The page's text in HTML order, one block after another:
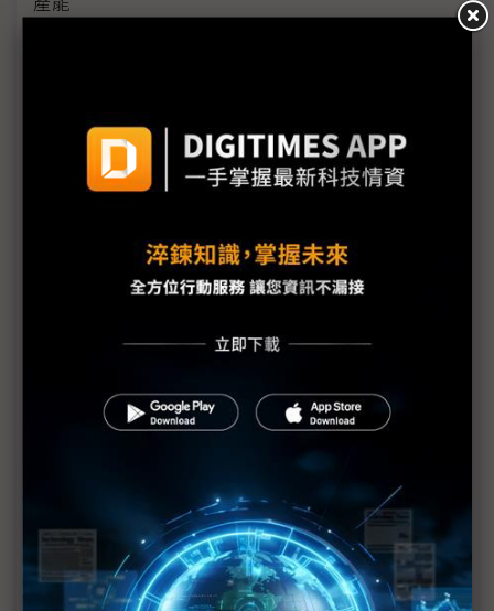
川普10萬美元H-1B簽證費用爭議延燒 美國商會提起
如何綁住晶圓代工龍頭手腳
從DeepSeek到H200鬆綁 盤點NVIDIA 2025年十大
H200效能翻6倍、價格增3成 NVIDIA「清庫存」仍
豐田目標2026全球生產破千萬輛 HEV需求強勁跨越
電動車放緩影響